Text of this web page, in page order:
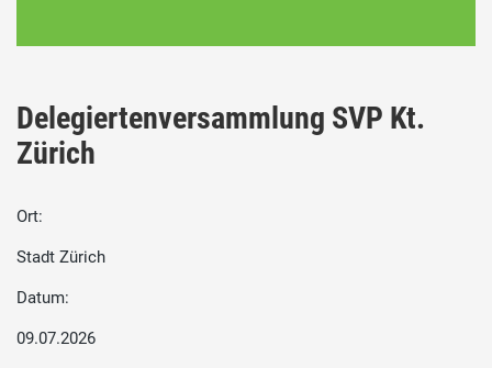
Delegiertenversammlung SVP Kt.
Zürich
Ort:
Stadt Zürich
Datum:
09.07.2026